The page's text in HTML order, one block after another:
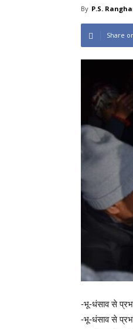
By P.S.
Share
-भू-धंसाव से
-भू-धंसाव से